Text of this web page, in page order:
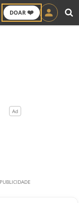
DOAR ❤️